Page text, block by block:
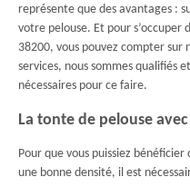
représente que des avantages :
votre pelouse. Et pour s’occuper
38200, vous pouvez compter
services, nous sommes qualifiés
nécessaires pour ce faire.
La tonte de pelouse
Pour que vous puissiez
une bonne densité, il est